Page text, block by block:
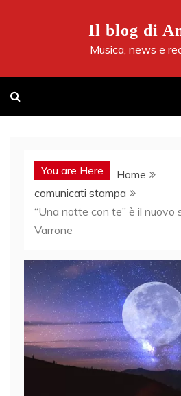
Il blog di
Musica, news e
You are Here
Home
comunicati stampa
“Una notte con te” è il nuovo
Varrone